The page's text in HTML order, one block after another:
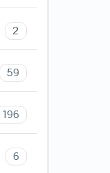
2
59
196
6